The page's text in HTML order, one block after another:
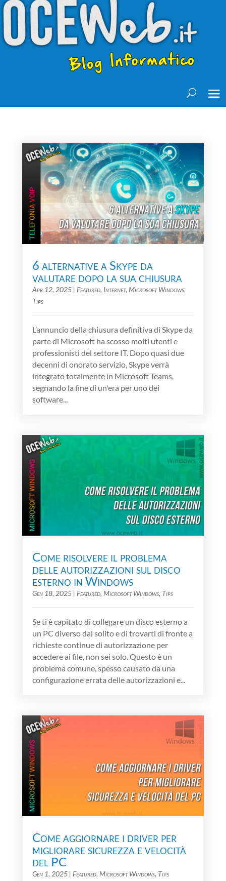
6 alternative a Skype da
valutare dopo la sua chiusura
Apr 12, 2025| Featured, Internet, Microsoft Windows,
Tips
L’annuncio della chiusura definitiva di Skype da
parte di Microsoft ha scosso molti utenti e
professionisti del settore IT. Dopo quasi due
decenni di onorato servizio, Skype verrà
integrato totalmente in Microsoft Teams,
segnando la fine di un'era per uno dei
software...
Come risolvere il problema
delle autorizzazioni sul disco
esterno in Windows
Gen 18, 2025| Featured, Microsoft Windows, Tips
Se ti è capitato di collegare un disco esterno a
un PC diverso dal solito e di trovarti di fronte a
richieste continue di autorizzazione per
accedere ai file, non sei solo. Questo è un
problema comune, spesso causato da una
configurazione errata delle autorizzazioni e...
Come aggiornare i driver per
migliorare sicurezza e velocità
del PC
Gen 1, 2025| Featured, Microsoft Windows, Tips